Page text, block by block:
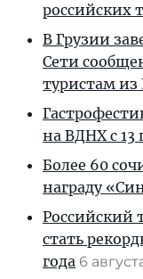
российских
В Грузии
Сети
туристам из
на ВДНХ с 13
Более 60
награду
Российский
стать
года 6